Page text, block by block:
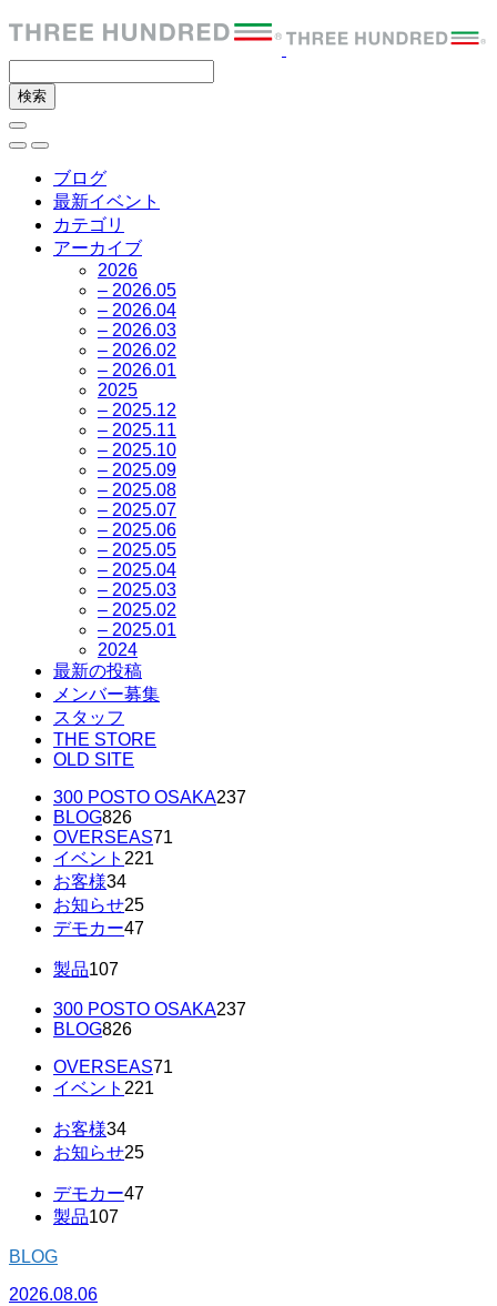
ブログ
最新イベント
カテゴリ
アーカイブ
2026
– 2026.05
– 2026.04
– 2026.03
– 2026.02
– 2026.01
2025
– 2025.12
– 2025.11
– 2025.10
– 2025.09
– 2025.08
– 2025.07
– 2025.06
– 2025.05
– 2025.04
– 2025.03
– 2025.02
– 2025.01
2024
最新の投稿
メンバー募集
スタッフ
THE STORE
OLD SITE
300 POSTO OSAKA237
BLOG826
OVERSEAS71
イベント 221
お客様34
お知らせ25
デモカー47
製品107
300 POSTO OSAKA237
BLOG826
OVERSEAS71
イベント 221
お客様34
お知らせ25
デモカー47
製品107
BLOG
2026.08.06